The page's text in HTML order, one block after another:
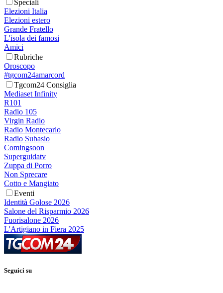
Speciali
Elezioni Italia
Elezioni estero
Grande Fratello
L'isola dei famosi
Amici
Rubriche
Oroscopo
#tgcom24amarcord
Tgcom24 Consiglia
Mediaset Infinity
R101
Radio 105
Virgin Radio
Radio Montecarlo
Radio Subasio
Comingsoon
Superguidatv
Zuppa di Porro
Non Sprecare
Cotto e Mangiato
Eventi
Identità Golose 2026
Salone del Risparmio 2026
Fuorisalone 2026
L'Artigiano in Fiera 2025
Seguici su